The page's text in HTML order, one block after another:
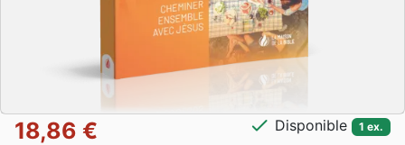
18,86 € check Disponible 1 ex.